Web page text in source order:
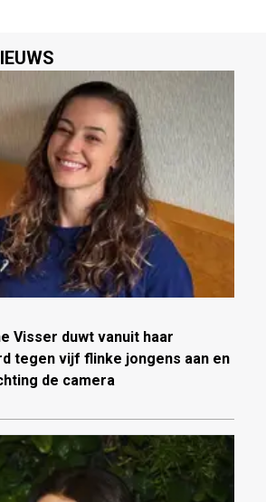
Visser duwt vanuit haar
tegen vijf flinke jongens aan en
de camera